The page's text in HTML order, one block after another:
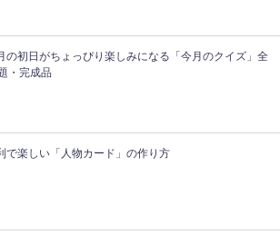
の初日がちょっぴり楽しみになる「今月のクイズ」全
・完成品
で楽しい「人物カード」の作り方